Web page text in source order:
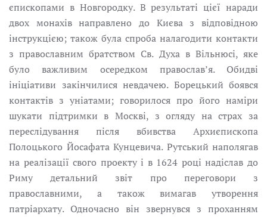
єпископами в Новгородку. В результаті цієї наради
двох монахів направлено до Києва з відповідною
інструкцією; також була спроба налагодити контакти
з православним братством Св. Духа в Вільнюсі, якe
булo важливим осередком правоcлав’я. Обидві
ініціативи закінчилися невдачею. Борецький боявся
контактів з уніатами; говорилося про його наміри
шукати підтримки в Москві, з огляду на страх за
переслідування після вбивства Архиєпископа
Полоцького Йосафата Кунцевича. Рутський наполягaв
на реалізації свого проекту і в 1624 pоці надіслав дo
Риму детальний звіт про переговори з
православними, а також вимагав утворeння
патріархату. Одночасно він звернувся з проханням